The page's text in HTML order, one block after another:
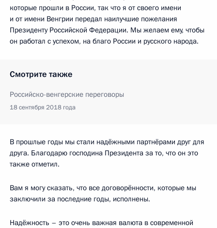
которые прошли в России, так что я от своего имени
и от имени Венгрии передал наилучшие пожелания
Президенту Российской Федерации. Мы желаем ему, чтобы
он работал с успехом, на благо России и русского народа.
Смотрите также
Российско-венгерские переговоры
18 сентября 2018 года
В прошлые годы мы стали надёжными партнёрами друг для
друга. Благодарю господина Президента за то, что он это
также отметил.
Вам я могу сказать, что все договорённости, которые мы
заключили за последние годы, исполнены.
Надёжность – это очень важная валюта в современной